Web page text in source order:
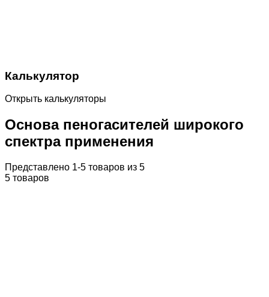
Калькулятор
Открыть калькуляторы
Основа пеногасителей широкого
спектра применения
Представлено 1-5 товаров из 5
5 товаров